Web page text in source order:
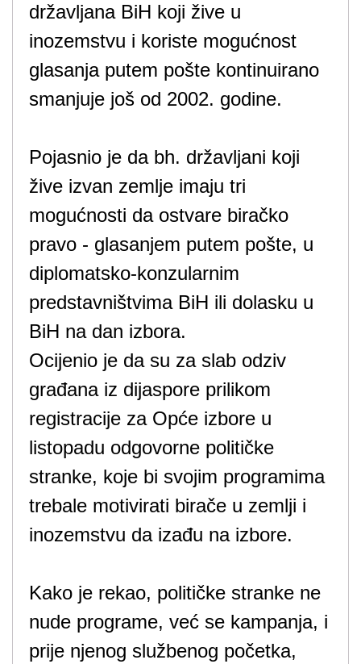
državljana BiH koji žive u
inozemstvu i koriste mogućnost
glasanja putem pošte kontinuirano
smanjuje još od 2002. godine.
Pojasnio je da bh. državljani koji
žive izvan zemlje imaju tri
mogućnosti da ostvare biračko
pravo - glasanjem putem pošte, u
diplomatsko-konzularnim
predstavništvima BiH ili dolasku u
BiH na dan izbora.
Ocijenio je da su za slab odziv
građana iz dijaspore prilikom
registracije za Opće izbore u
listopadu odgovorne političke
stranke, koje bi svojim programima
trebale motivirati birače u zemlji i
inozemstvu da izađu na izbore.
Kako je rekao, političke stranke ne
nude programe, već se kampanja, i
prije njenog službenog početka,